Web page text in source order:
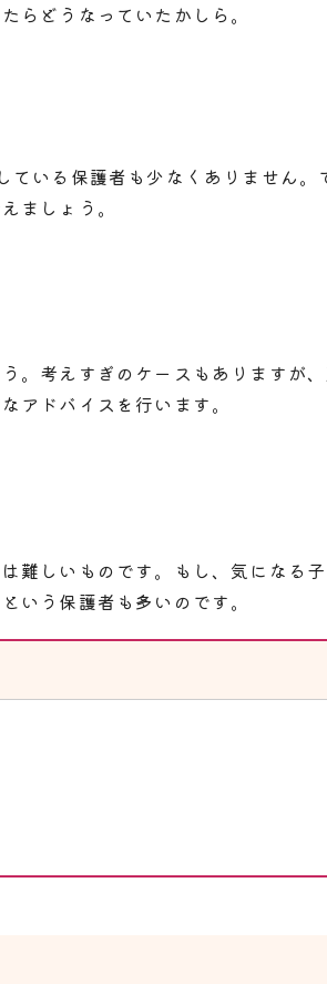
らどうなっていたかしら。
いる保護者も少なくありません。
ましょう。
。考えすぎのケースもありますが
アドバイスを行います。
難しいものです。もし、気になる子
いう保護者も多いのです。